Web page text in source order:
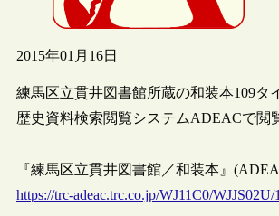
2015年01月16日
練馬区立貫井図書館所蔵の和装本109
歴史資料検索閲覧システムADEACで閲
『練馬区立貫井図書館／和装本』
https://trc-adeac.trc.co.jp/WJ11C0/